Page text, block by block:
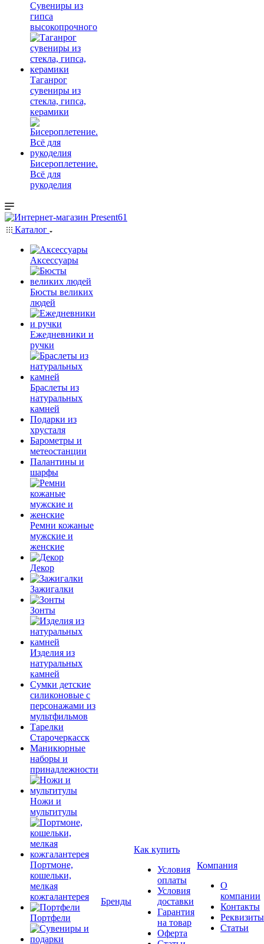
Сувениры из
гипса
высокопрочного
Таганрог
сувениры из
стекла, гипса,
керамики
Бисероплетение.
Всё для
рукоделия
Каталог
Аксессуары
Бюсты великих
людей
Ежедневники и
ручки
Браслеты из
натуральных
камней
Подарки из
хрусталя
Барометры и
метеостанции
Палантины и
шарфы
Ремни кожаные
мужские и
женские
Декор
Зажигалки
Зонты
Изделия из
натуральных
камней
Сумки детские
силиконовые с
персонажами из
мультфильмов
Тарелки
Старочеркасск
Маникюрные
наборы и
принадлежности
Ножи и
мультитулы
Портмоне,
кошельки,
мелкая
кожгалантерея
Портфели
Бренды
Как купить
Условия
оплаты
Условия
доставки
Гарантия
на товар
Оферта
Компания
О
компании
Контакты
Реквизиты
Статьи